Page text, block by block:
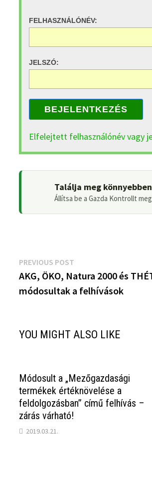
FELHASZNÁLÓNÉV:
JELSZÓ:
BEJELENTKEZÉS
Elfelejtett felhasználónév vagy
Találja meg
Állítsa be a Gazda Kontrollt
Bejegyzés
navigáció
PREVIOUS POST
post:
AKG, ÖKO, Natura 2000 és
módosultak a felhívások
YOU MIGHT ALSO LIKE
Módosult a „Mezőgazdasági
termékek értéknövelése a
feldolgozásban” című felhívás –
zárás várható!
2019.03.21.